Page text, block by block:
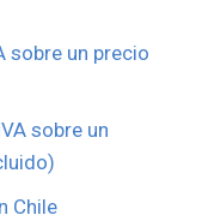
sobre un precio
sobre un
Chile